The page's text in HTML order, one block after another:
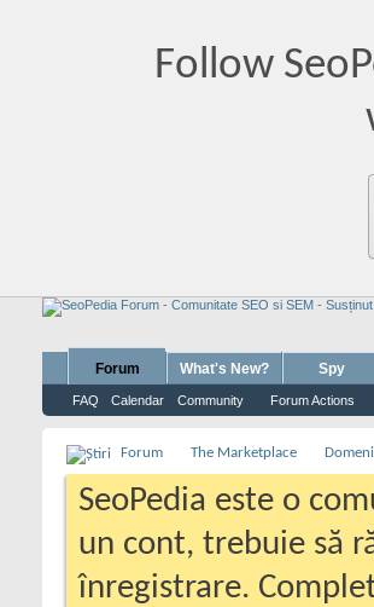
Follow
Forum
FAQ Calendar Community Forum Actions
What's New? Spy
Forum The Marketplace
SeoPedia este o
un cont, trebuie să
înregistrare.